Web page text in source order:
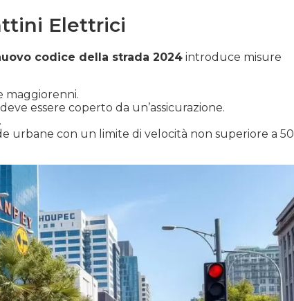
Elettrici
codice della strada 2024 introduce misure
maggiorenni.
essere coperto da un’assicurazione.
urbane con un limite di velocità non superiore a 50